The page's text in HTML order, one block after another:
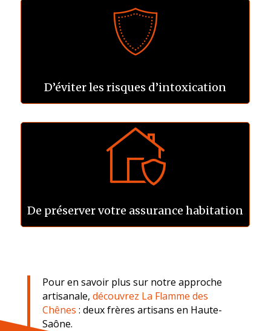
D’éviter les risques d’intoxication
De préserver votre assurance habitation
Pour en savoir plus sur notre approche
artisanale, découvrez La Flamme des
Chênes : deux frères artisans en Haute-
Saône.